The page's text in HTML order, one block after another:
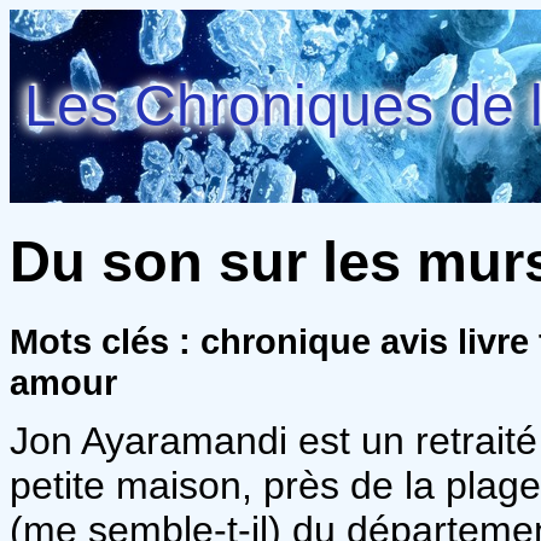
Les Chroniques de
Du son sur les
Mots clés : chronique avis
amour
Jon Ayaramandi est un
petite maison, près de la
(me semble-t-il) du